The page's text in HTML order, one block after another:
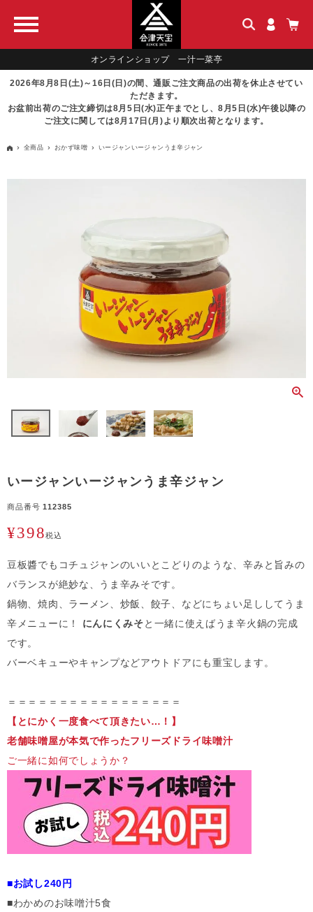
オンラインショップ 一汁一菜亭
2026年8月8日(土)～16日(日)の間、通販ご注文商品の出荷を休止させてい
ただきます。
お盆前出荷のご注文締切は8月5日(水)正午までとし、8月5日(水)午後以降の
ご注文に関しては8月17日(月)より順次出荷となります。
全商品 おかず味噌 いージャンいージャンうま辛ジャン
いージャンいージャンうま辛ジャン
商品番号 112385
¥398税込
豆板醬でもコチュジャンのいいとこどりのような、辛みと旨みの
バランスが絶妙な、うま辛みそです。
鍋物、焼肉、ラーメン、炒飯、餃子、などにちょい足ししてうま
辛メニューに！ にんにくみそと一緒に使えばうま辛火鍋の完成
です。
バーベキューやキャンプなどアウトドアにも重宝します。
＝＝＝＝＝＝＝＝＝＝＝＝＝＝＝＝＝
【とにかく一度食べて頂きたい…！】
老舗味噌屋が本気で作ったフリーズドライ味噌汁
ご一緒に如何でしょうか？
■お試し240円
■わかめのお味噌汁5食